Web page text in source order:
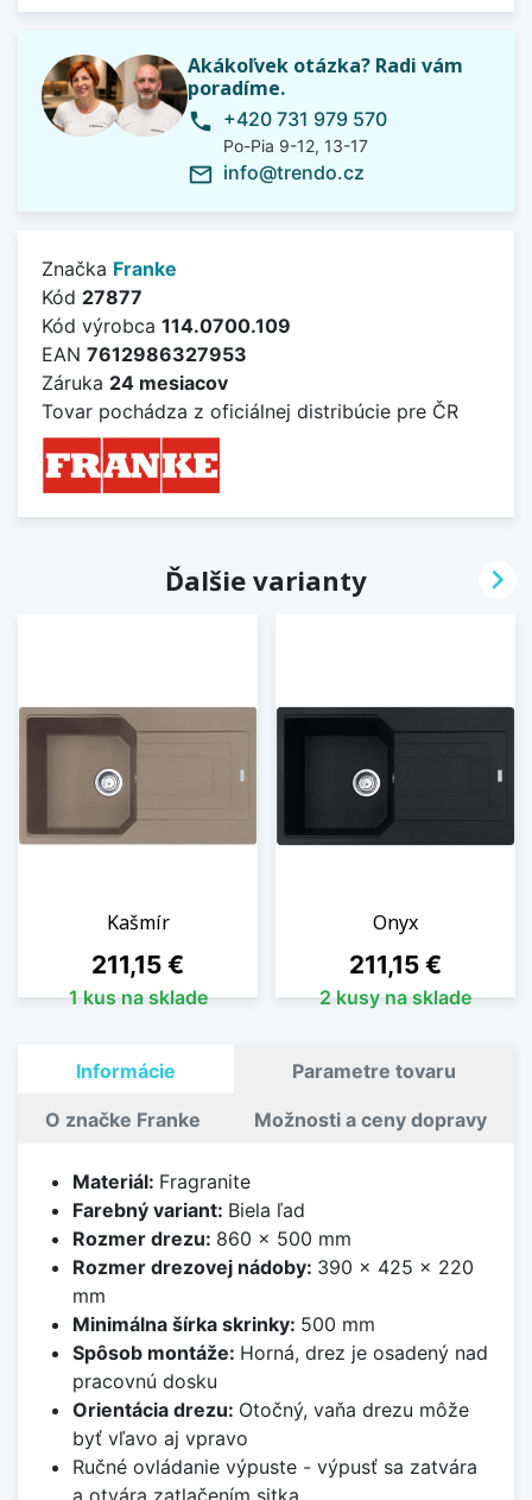
Akákoľvek otázka? Radi vám
poradíme.
phone +420 731 979 570
Po-Pia 9-12, 13-17
mail_outline info@trendo.cz
Značka Franke
Kód 27877
Kód výrobca 114.0700.109
EAN 7612986327953
Záruka 24 mesiacov
Tovar pochádza z oficiálnej distribúcie pre ČR
Ďalšie varianty
Kašmír
Cena
211,15 €
1 kus na sklade
Onyx
Cena
211,15 €
2 kusy na sklade

Informácie Parametre tovaru
O značke Franke Možnosti a ceny dopravy
Materiál: Fragranite
Farebný variant: Biela ľad
Rozmer drezu: 860 x 500 mm
Rozmer drezovej nádoby: 390 x 425 x 220
mm
Minimálna šírka skrinky: 500 mm
Spôsob montáže: Horná, drez je osadený nad
pracovnú dosku
Orientácia drezu: Otočný, vaňa drezu môže
byť vľavo aj vpravo
Ručné ovládanie výpuste - výpusť sa zatvára